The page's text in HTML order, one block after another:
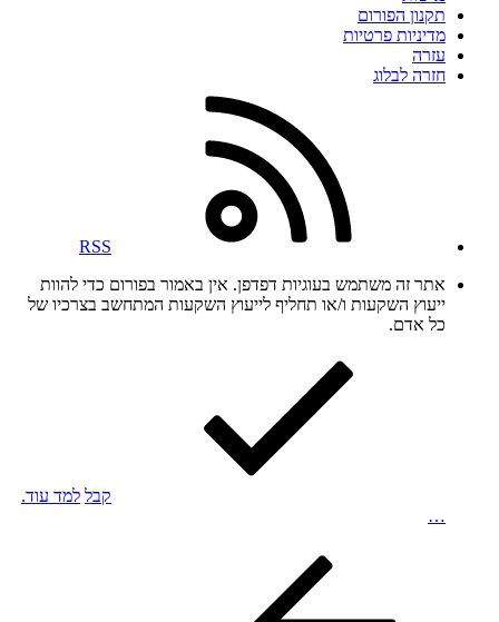
תקנון הפורום
מדיניות פרטיות
עזרה
חזרה לבלוג
RSS
אתר זה משתמש בעוגיות דפדפן. אין באמור בפורום כדי להוות
ייעוץ השקעות ו/או תחליף לייעוץ השקעות המתחשב בצרכיו של
כל אדם.
קבל למד עוד.
…